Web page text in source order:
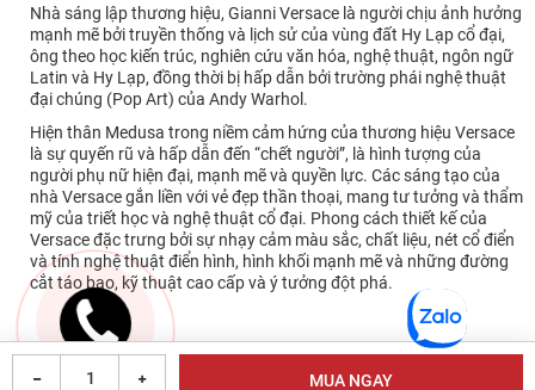
Nhà sáng lập thương hiệu, Gianni Versace là người chịu ảnh hưởng
mạnh mẽ bởi truyền thống và lịch sử của vùng đất Hy Lạp cổ đại,
ông theo học kiến trúc, nghiên cứu văn hóa, nghệ thuật, ngôn ngữ
Latin và Hy Lạp, đồng thời bị hấp dẫn bởi trường phái nghệ thuật
đại chúng (Pop Art) của Andy Warhol.
Hiện thân Medusa trong niềm cảm hứng của thương hiệu Versace
là sự quyến rũ và hấp dẫn đến “chết người”, là hình tượng của
người phụ nữ hiện đại, mạnh mẽ và quyền lực. Các sáng tạo của
nhà Versace gắn liền với vẻ đẹp thần thoại, mang tư tưởng và thẩm
mỹ của triết học và nghệ thuật cổ đại. Phong cách thiết kế của
Versace đặc trưng bởi sự nhạy cảm màu sắc, chất liệu, nét cổ điển
và tính nghệ thuật điển hình, hình khối mạnh mẽ và những đường
cắt táo bạo, kỹ thuật cao cấp và ý tưởng đột phá.